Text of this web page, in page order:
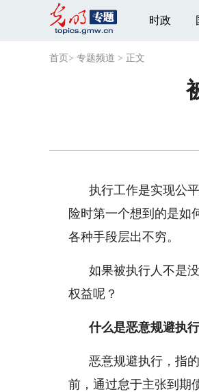
时政
首页 > 专题频道 > 正文
执行工作是实现公
险时第一个想到的是
各种手段层出不穷。
如果被执行人不是
权益呢？
什么是恶意规避执
恶意规避执行，指
前，通过怠于主张到期